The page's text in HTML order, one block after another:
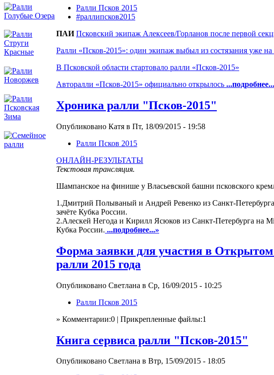
Ралли Псков 2015
#раллипсков2015
ПАИПсковский экипаж Алексеев/Горланов после первой
Ралли «Псков-2015»: один экипаж выбыл из состязания уже на
В Псковской области стартовало ралли «Псков-2015»
Авторалли «Псков-2015» официально открылось
Хроника ралли "Псков-2015"
Опубликовано Катя в Пт, 18/09/2015 - 19:58
Ралли Псков 2015
ОНЛАЙН-РЕЗУЛЬТАТЫ
Текстовая трансляция.
Шампанское на финише у Власьевской башни псковского
1.Дмитрий Полываный и Андрей Ревенко из Санкт-
зачёте Кубка России.
2.Алескей Негода и Кирилл Ясюков из Санкт-Петербурга на
Кубка России. ...подробнее...»
Форма заявки для участия в
ралли 2015 года
Опубликовано Светлана в Ср, 16/09/2015 - 10:25
Ралли Псков 2015
» Комментарии:0 | Прикрепленные файлы:1
Книга сервиса ралли "Псков-2015"
Опубликовано Светлана в Втр, 15/09/2015 - 18:05